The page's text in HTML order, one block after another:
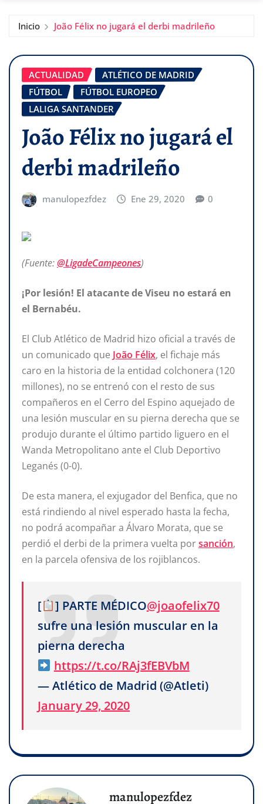
Inicio João Félix no jugará el derbi madrileño
ACTUALIDAD
ATLÉTICO DE MADRID
FÚTBOL
FÚTBOL EUROPEO
LALIGA SANTANDER
João Félix no jugará el
derbi madrileño
manulopezfdez Ene 29, 2020 0
(Fuente:@LigadeCampeones)
¡Por lesión! El atacante de Viseu no estará en
el Bernabéu.
El Club Atlético de Madrid hizo oficial a través de
un comunicado que João Félix, el fichaje más
caro en la historia de la entidad colchonera (120
millones), no se entrenó con el resto de sus
compañeros en el Cerro del Espino aquejado de
una lesión muscular en su pierna derecha que se
produjo durante el último partido liguero en el
Wanda Metropolitano ante el Club Deportivo
Leganés (0-0).
De esta manera, el exjugador del Benfica, que no
está rindiendo al nivel esperado hasta la fecha,
no podrá acompañar a Álvaro Morata, que se
perdió el derbi de la primera vuelta porsanción,
en la parcela ofensiva de los rojiblancos.
[ ] PARTE MÉDICO@joaofelix70
sufre una lesión muscular en la
pierna derecha
https://t.co/RAj3fEBVbM
— Atlético de Madrid (@Atleti)
January 29, 2020
manulopezfdez